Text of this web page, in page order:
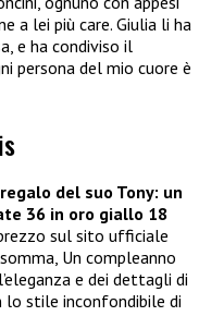
a lei più care. Giulia li ha
e ha condiviso il
persona del mio cuore è
del suo Tony: un
36 in oro giallo 18
sul sito ufficiale
Un compleanno
e dei dettagli di
stile inconfondibile di